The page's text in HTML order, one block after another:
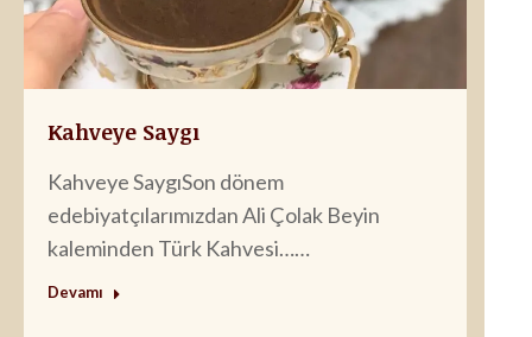
Kahveye Saygı
Kahveye SaygıSon dönem
edebiyatçılarımızdan Ali Çolak Beyin
kaleminden Türk Kahvesi……
Devamı